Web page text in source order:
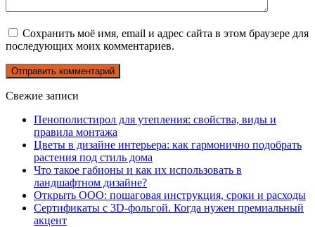
Сохранить моё имя, email и адрес сайта в этом браузере для
последующих моих комментариев.
Свежие записи
Пенополистирол для утепления: свойства, виды и
правила монтажа
Цветы в дизайне интерьера: как гармонично подобрать
растения под стиль дома
Что такое габионы и как их использовать в
ландшафтном дизайне?
Открыть ООО: пошаговая инструкция, сроки и расходы
Сертификаты с 3D-фольгой. Когда нужен премиальный
акцент